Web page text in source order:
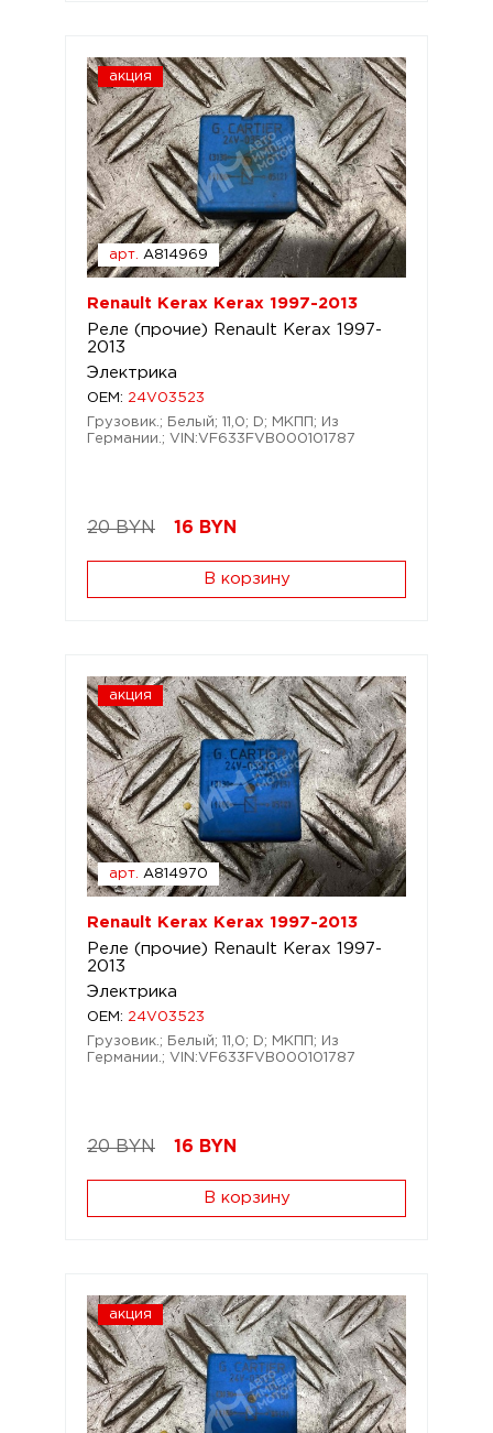
акция
арт. A814969
Renault Kerax Kerax 1997-2013
Реле (прочие) Renault Kerax 1997-
2013
Электрика
OEM: 24V03523
Грузовик.; Белый; 11,0; D; МКПП; Из
Германии.; VIN:VF633FVB000101787
20 BYN 16 BYN
В корзину
акция
арт. A814970
Renault Kerax Kerax 1997-2013
Реле (прочие) Renault Kerax 1997-
2013
Электрика
OEM: 24V03523
Грузовик.; Белый; 11,0; D; МКПП; Из
Германии.; VIN:VF633FVB000101787
20 BYN 16 BYN
В корзину
акция